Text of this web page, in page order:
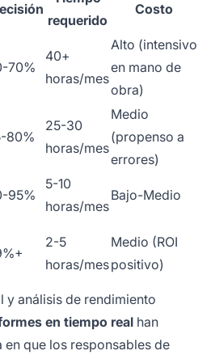
requerido
Costo
70%
40+
horas/mes
Alto (intensivo
en mano de
obra)
80%
25-30
horas/mes
Medio
(propenso a
errores)
95%
5-10
horas/mes
Bajo-Medio
2-5
horas/mes
Medio (ROI
positivo)
y análisis de rendimiento
en tiempo real han
que los responsables de